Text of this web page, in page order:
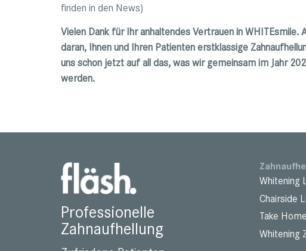
finden in den News)
Vielen Dank für Ihr anhaltendes Vertrauen in WHITEsmile.
daran, Ihnen und Ihren Patienten erstklassige
uns schon jetzt auf all das, was wir gemeinsam im Jahr
werden.
Professionelle
Zahnaufhellung
Whitening
Chairside
Take
Whitening